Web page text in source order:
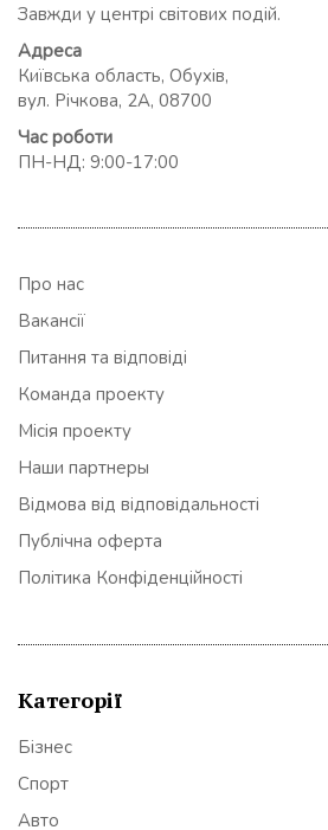
Завжди у центрі світових подій.
Адреса
Київська область, Обухів,
вул. Річкова, 2А, 08700
Час роботи
ПН-НД: 9:00-17:00
Про нас
Вакансії
Питання та відповіді
Команда проекту
Місія проекту
Наши партнеры
Відмова від відповідальності
Публічна оферта
Політика Конфіденційності
Категорії
Бізнес
Спорт
Авто